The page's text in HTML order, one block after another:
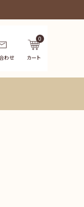
わせ
0
カート